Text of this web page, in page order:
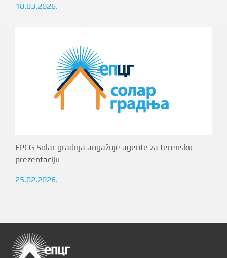
18.03.2026.
EPCG Solar gradnja angažuje agente za terensku
prezentaciju
25.02.2026.